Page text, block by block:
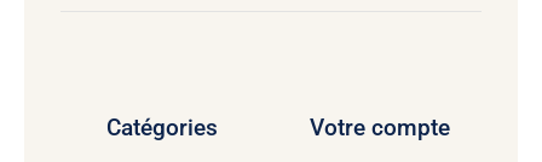
Catégories Votre compte